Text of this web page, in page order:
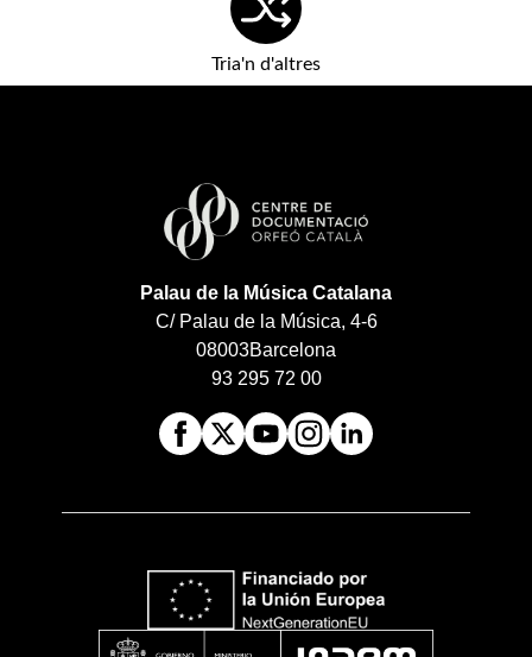
Tria'n d'altres
Palau de la Música Catalana
C/ Palau de la Música, 4-6
08003Barcelona
93 295 72 00